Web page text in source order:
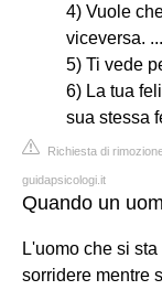
4) Vuole
viceversa. ...
5) Ti vede
6) La tua
sua stessa
Richiesta di
guidapsicologi.it
Quando un
L'uomo che si
sorridere mentre